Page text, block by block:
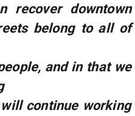
recover downtown
belong to all of
and in that we
continue working